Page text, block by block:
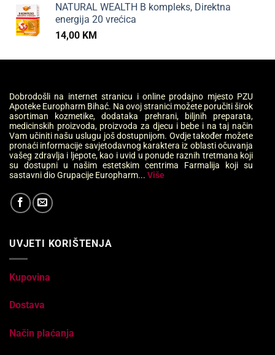
NATURAL WEALTH B kompleks, Direktna
energija 20 vrećica
14,00 KM
Dobrodošli na internet stranicu i online prodajno mjesto PZU
Apoteke Europharm Bihać. Na ovoj stranici možete poručiti širok
asortiman kozmetike, dodataka prehrani, biljnih preparata,
medicinskih proizvoda, proizvoda za djecu i bebe i na taj način
Vam učiniti našu uslugu još dostupnijom. Ovdje također možete
pronaći informacije savjetodavnog karaktera iz oblasti očuvanja
vašeg zdravlja i ljepote, kao i uvid u ponude raznih tretmana koji
su dostupni u našim estetskim centrima Farmalija koji su
sastavni dio Grupacije Europharm... Više
UVJETI KORIŠTENJA
Kupovina
Dostava
Način plaćanja